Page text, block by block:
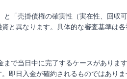
「売掛債権の確実性（実在性、回
と異なります。具体的な審査基準は各
で当日中に完了するケースがあり
即日入金が確約されるものではありま